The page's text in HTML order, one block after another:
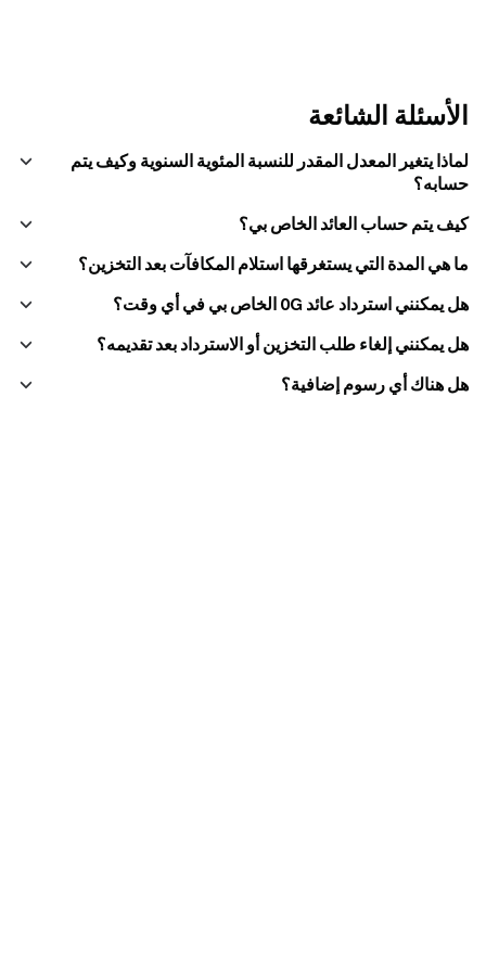
الأسئلة الشائعة
لماذا يتغير المعدل المقدر للنسبة المئوية السنوية وكيف يتم
حسابه؟
كيف يتم حساب العائد الخاص بي؟
ما هي المدة التي يستغرقها استلام المكافآت بعد التخزين؟
هل يمكنني استرداد عائد 0G الخاص بي في أي وقت؟
هل يمكنني إلغاء طلب التخزين أو الاسترداد بعد تقديمه؟
هل هناك أي رسوم إضافية؟